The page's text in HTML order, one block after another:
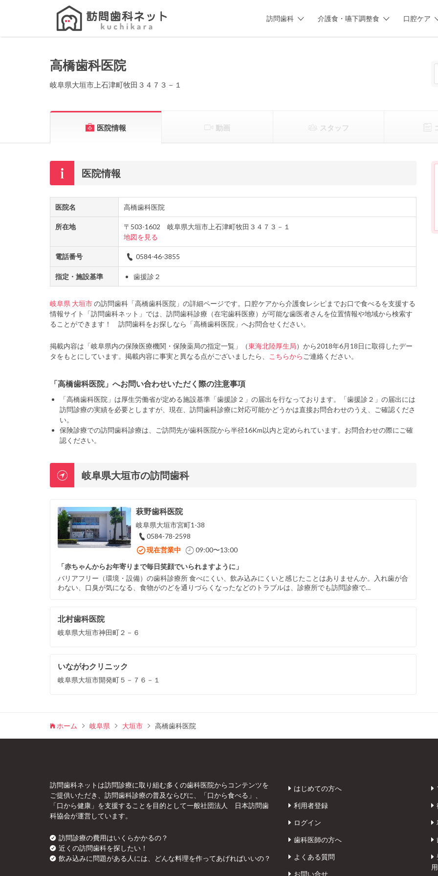
訪問歯科 介護食・嚥下調整食 口腔ケア
Search
高橋歯科医院
岐阜県大垣市上石津町牧田３４７３－１
医院情報 動画 スタッフ
医院情報
医院名 高橋歯科医院
所在地
〒503-1602 岐阜県大垣市上石津町牧田３４７３－１
地図を見る
電話番号 0584-46-3855
指定・施設基準 歯援診２
岐阜県 大垣市の訪問歯科「高橋歯科医院」の詳細ページです。口腔ケアから介護食レシピまでお口で食べるを支援する
情報サイト「訪問歯科ネット」では、訪問歯科診療（在宅歯科医療）が可能な歯医者さんを位置情報や地域から検索す
ることができます！ 訪問歯科をお探しなら「高橋歯科医院」へお問合せください。
掲載内容は「岐阜県内の保険医療機関・保険薬局の指定一覧」（東海北陸厚生局）から2018年6月18日に取得したデー
タをもとにしています。掲載内容に事実と異なる点がございましたら、
こちらから ご連絡ください。
「高橋歯科医院」へお問い合わせいただく際の注意事項
「高橋歯科医院」は厚生労働省が定める施設基準「歯援診２」の届出を行なっております。「歯援診２」の届出には
訪問診療の実績を必要としますが、現在、訪問歯科診療に対応可能かどうかは直接お問合わせのうえ、ご確認くださ
い。
保険診療での訪問歯科診療は、ご訪問先が歯科医院から半径16Km以内と定められています。お問合わせの際にご確
認ください。
岐阜県大垣市の訪問歯科
萩野歯科医院
岐阜県大垣市宮町1-38
0584-78-2598
現在営業中
09:00〜13:00
「赤ちゃんからお年寄りまで毎日笑顔でいられますように」
バリアフリー（環境・設備）の歯科診療所 食べにくい、飲み込みにくいと感じたことはありませんか。入れ歯が合
わない、口臭が気になる、食物がのどを通りづらくなったなどのトラブルは、診療所でも訪問診療で…
北村歯科医院
岐阜県大垣市神田町２－６
いながわクリニック
岐阜県大垣市開発町５－７６－１
ホーム 岐阜県 大垣市 高橋歯科医院
訪問歯科ネットは訪問診療に取り組む多くの歯科医院からコンテンツを
ご提供いただき、訪問歯科診療の普及ならびに、「口から食べる」、
「口から健康」を支援することを目的として一般社団法人 日本訪問歯
科協会が運営しています。
訪問診療の費用はいくらかかるの？
近くの訪問歯科を探したい！
飲み込みに問題がある人には、どんな料理を作ってあげればいいの？
はじめての方へ
利用者登録
ログイン
歯科医師の方へ
よくある質問
お問い合せ